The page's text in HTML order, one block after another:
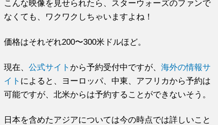
こんな映像を見せられたら、スターウォーズのファンで
なくても、ワクワクしちゃいますよね！
価格はそれぞれ200〜300米ドルほど。
現在、公式サイト から予約受付中ですが、海外の情報サ
イト によると、ヨーロッパ、中東、アフリカから予約は
可能ですが、北米からは予約することができないそう。
日本を含めたアジアについては今の時点では詳しいこと